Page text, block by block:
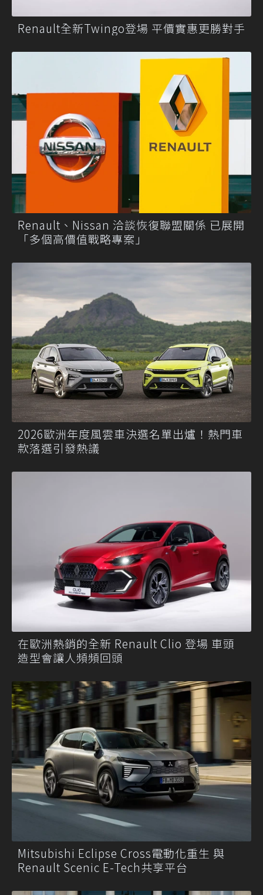
Renault全新Twingo登場 平價實惠更勝對手
Renault、Nissan 洽談恢復聯盟關係 已展開
「多個高價值戰略專案」
2026歐洲年度風雲車決選名單出爐！熱門車
款落選引發熱議
在歐洲熱銷的全新 Renault Clio 登場 車頭
造型會讓人頻頻回頭
Mitsubishi Eclipse Cross電動化重生 與
Renault Scenic E-Tech共享平台